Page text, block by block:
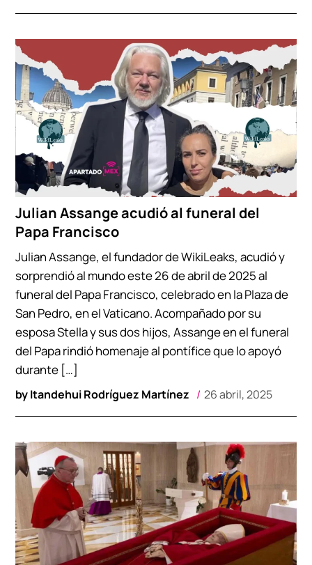
Julian Assange acudió al funeral del
Papa Francisco
byItandehui Rodríguez Martínez 26 abril, 2025
Julian Assange, el fundador de WikiLeaks, acudió y
sorprendió al mundo este 26 de abril de 2025 al
funeral del Papa Francisco, celebrado en la Plaza de
San Pedro, en el Vaticano. Acompañado por su
esposa Stella y sus dos hijos, Assange en el funeral
del Papa rindió homenaje al pontífice que lo apoyó
durante […]